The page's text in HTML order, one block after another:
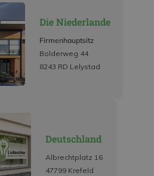
Die Niederlande
Firmenhauptsitz
Bolderweg 44
8243 RD Lelystad
Deutschland
Albrechtplatz 16
47799 Krefeld